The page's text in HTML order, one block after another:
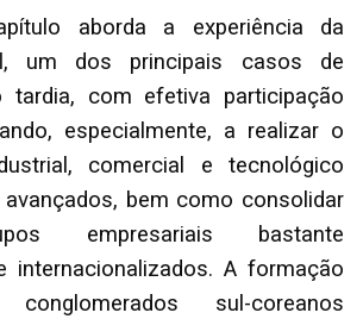
aborda a experiência da
um dos principais casos de
tardia, com efetiva participação
especialmente, a realizar o
comercial e tecnológico
bem como consolidar
empresariais bastante
internacionalizados. A formação
sul-coreanos